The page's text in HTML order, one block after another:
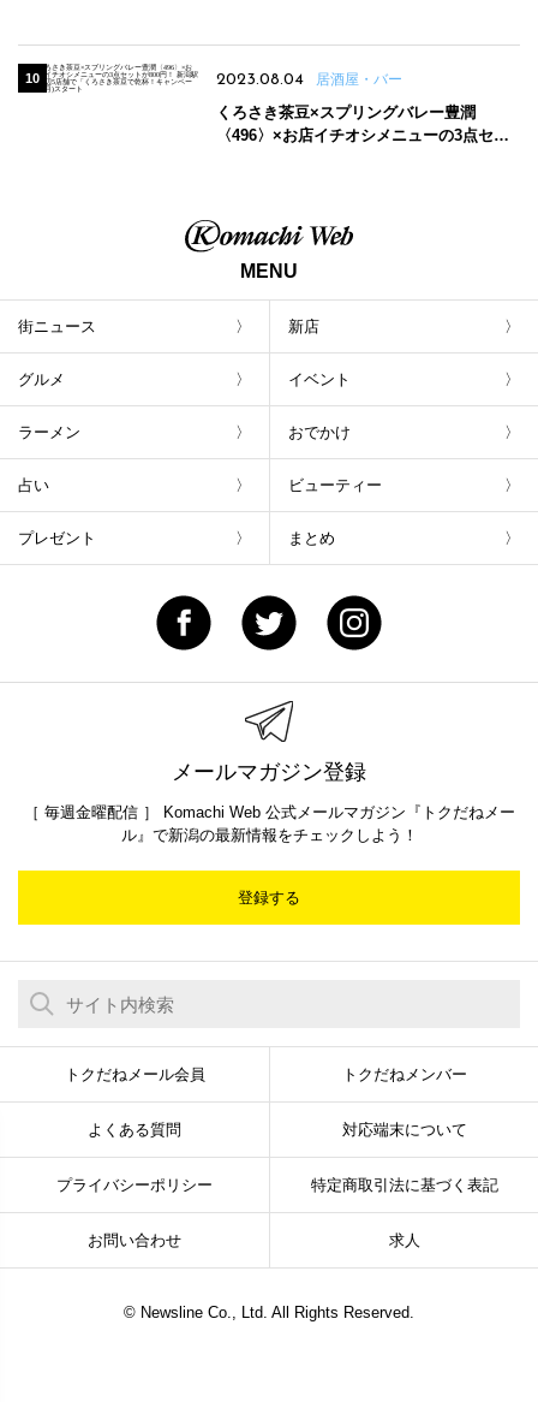
2023.08.04 居酒屋・バー
くろさき茶豆×スプリングバレー豊潤
〈496〉×お店イチオシメニューの3点セッ
MENU
街ニュース 新店
グルメ イベント
ラーメン おでかけ
占い ビューティー
プレゼント まとめ
メールマガジン登録
［ 毎週金曜配信 ］ Komachi Web 公式メールマガジン『トクだねメー
ル』で新潟の最新情報をチェックしよう！
登録する
トクだねメール会員 トクだねメンバー
よくある質問 対応端末について
プライバシーポリシー 特定商取引法に基づく表記
お問い合わせ 求人
© Newsline Co., Ltd. All Rights Reserved.